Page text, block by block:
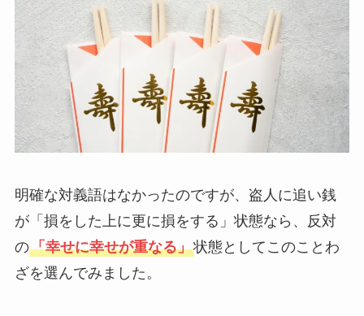
明確な対義語はなかったのですが、盗人に追い銭
が「損をした上に更に損をする」状態なら、反対
の「幸せに幸せが重なる」状態としてこのことわ
ざを選んでみました。